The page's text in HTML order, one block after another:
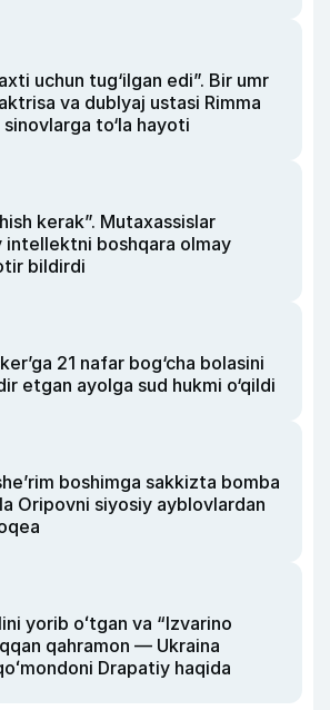
uchun tug‘ilgan edi”. Bir umr
va dublyaj ustasi Rimma
to‘la hayoti
kerak”. Mutaxassislar
intellektni boshqara olmay
bildirdi
21 nafar bog‘cha bolasini
etgan ayolga sud hukmi o‘qildi
boshimga sakkizta bomba
Oripovni siyosiy ayblovlardan
yorib oʻtgan va “Izvarino
qahramon — Ukraina
Drapatiy haqida